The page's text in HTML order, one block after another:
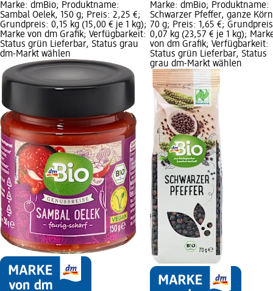
Marke: dmBio; Produktname:
Sambal Oelek, 150 g; Preis: 2,25 €;
Grundpreis: 0,15 kg (15,00 € je 1 kg);
Marke von dm Grafik; Verfügbarkeit:
Status grün Lieferbar, Status grau
dm-Markt wählen
Marke: dmBio; Produktname:
Schwarzer Pfeffer, ganze
70 g; Preis: 1,65 €;
0,07 kg (23,57 € je 1 kg);
von dm Grafik; Verfügbarkeit:
Status grün Lieferbar, Status
grau dm-Markt wählen